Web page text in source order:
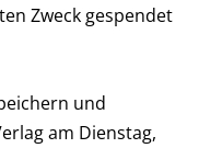
Zweck gespendet
und
am Dienstag,